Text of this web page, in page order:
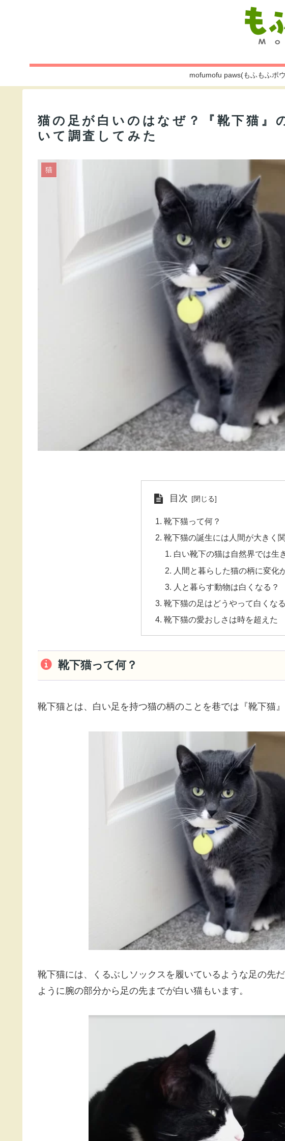
mofumofu paws(もふもふポ
猫の足が白いのはなぜ？『靴下猫』
いて調査してみた
猫
目次
白い靴下の猫は自然界では生
人と暮らす動物は白くなる？
靴下猫の足はどうやって白くなる
靴下猫の愛おしさは時を超えた
靴下猫って何？
靴下猫とは、白い足を持つ猫の柄のことを巷では『靴下猫』
靴下猫には、くるぶしソックスを履いているような足の先